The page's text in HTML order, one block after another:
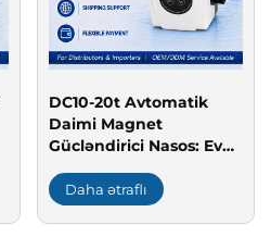
DC10-20t Avtomatik
Daimi Magnet
Gücləndirici Nasos: Ev
enerji qənaətli nasos
Daha ətraflı